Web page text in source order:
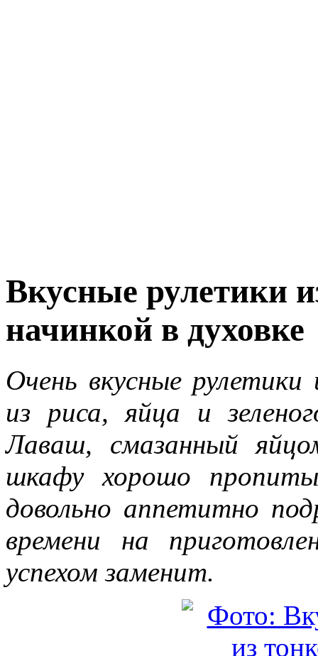
Вкусные рулетики
начинкой в духовке
Очень вкусные
из риса, яйца и
Лаваш, смазанный
шкафу хорошо
довольно аппетитно
времени на
успехом заменит.